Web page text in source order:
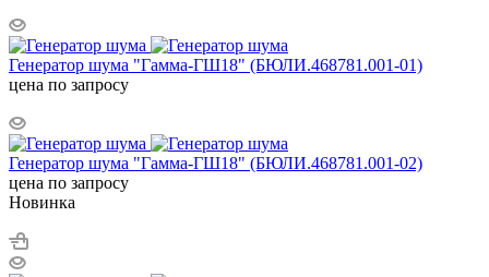
Генератор шума "Гамма-ГШ18" (БЮЛИ.468781.001-01)
цена по запросу
Генератор шума "Гамма-ГШ18" (БЮЛИ.468781.001-02)
цена по запросу
Новинка